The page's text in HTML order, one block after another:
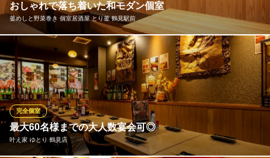
個室居酒屋 海鮮料理 さかなや道場 鶴見駅東口店
個室 海鮮 居酒屋
ＪＲ鶴見駅 徒歩1分
神奈川県横浜市鶴見区鶴見中央1-2-1 第二日野ビルB1
おしゃれで落ち着いた和モダン個室
釜めしと野菜巻き 個室居酒屋 とり釜 鶴見駅前
おしゃれで落ち着いた和モダン個室！ゆったり座れるシートと
広々テーブルで、周りを気にせず楽しめます！女子会や記念日、
職場の飲み会にも最適！
釜めしと野菜巻き 個室居酒屋 とり釜 鶴見駅前
鶴見◆釜めしと串焼き
京急本線京急鶴見駅 徒歩1分
神奈川県横浜市鶴見区鶴見中央4-22-1
最大60名様までの大人数宴会可◎
叶え家 ゆとり 鶴見店
完全個室